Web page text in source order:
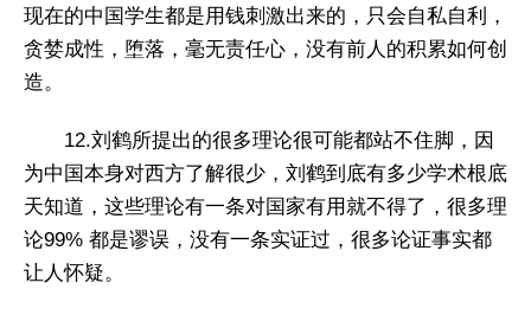
现在的中国学生都是用钱刺激出来的，只会自私自利，
贪婪成性，堕落，毫无责任心，没有前人的积累如何创
造。
12.刘鹤所提出的很多理论很可能都站不住脚，因
为中国本身对西方了解很少，刘鹤到底有多少学术根底
天知道，这些理论有一条对国家有用就不得了，很多理
论99% 都是谬误，没有一条实证过，很多论证事实都
让人怀疑。